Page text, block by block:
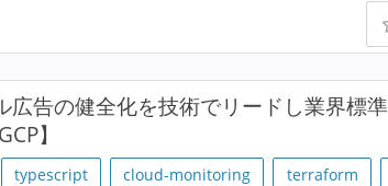
広告の健全化を技術でリードし業界標
】
typescript cloud-monitoring terraform